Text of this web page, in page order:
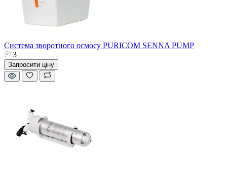
Система зворотного осмосу PURICOM SENNA PUMP
3
Запросити ціну